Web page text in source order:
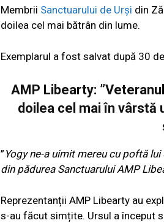
Membrii Sanctuarului de Urși din
doilea cel mai bătrân din lume.
Exemplarul a fost salvat după 30
AMP Libearty:
doilea cel mai în vârstă
” Yogy ne-a uimit mereu cu poftă
din pădurea Sanctuarului AMP
Reprezentanții AMP Libearty au
s-au făcut simțite. Ursul a început